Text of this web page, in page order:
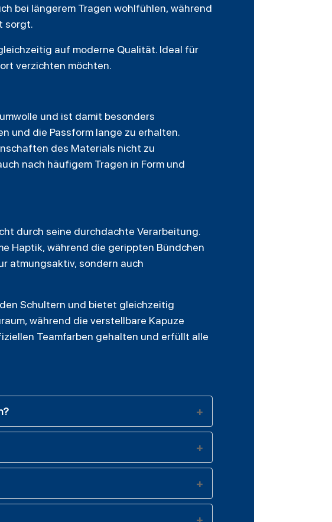
bei längerem Tragen wohlfühlen, während
sorgt.
auf moderne Qualität. Ideal für
verzichten möchten.
und ist damit besonders
und die Passform lange zu erhalten.
des Materials nicht zu
nach häufigem Tragen in Form und
durch seine durchdachte Verarbeitung.
Haptik, während die gerippten Bündchen
atmungsaktiv, sondern auch
Schultern und bietet gleichzeitig
während die verstellbare Kapuze
Teamfarben gehalten und erfüllt alle